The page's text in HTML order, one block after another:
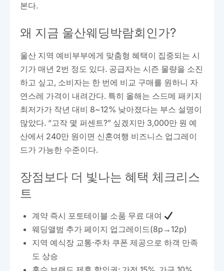
본다.
왜 지금 울산웨딩박람회인가?
울산 지역 예비부부에게 맞춤형 혜택이 집중되는 시
기가 매년 2번 정도 있다. 공급자는 시즌 물량을 소진
하고 싶고, 소비자는 한 번에 비교 구매를 원하니 자
연스레 가격이 내려간다. 특히 올해는 스드메 패키지
최저가가 작년 대비 8~12% 낮아졌다는 부스 설명이
많았다. “고작 몇 퍼센트?” 싶겠지만 3,000만 원 예
산에서 240만 원이면 신혼여행 비즈니스 업그레이
드가 가능한 수준이다.
장점보다 더 빛나는 혜택 체크리스
트
계약 즉시 포토테이블 소품 무료 대여
웨딩앨범 추가 페이지 업그레이드(8p→12p)
지역 예식장 교통·주차 쿠폰 제공으로 하객 만족
도 상승